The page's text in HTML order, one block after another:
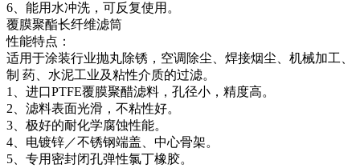
6、能用水冲洗，可反复使用。
覆膜聚酯长纤维滤筒
性能特点：
适用于涂装行业抛丸除锈，空调除尘、焊接烟尘、机械加工、
制 药、水泥工业及粘性介质的过滤。
1、进口PTFE覆膜聚醋滤料，孔径小，精度高。
2、滤料表面光滑，不粘性好。
3、极好的耐化学腐蚀性能。
4、电镀锌／不锈钢端盖、中心骨架。
5、专用密封闭孔弹性氯丁橡胶。